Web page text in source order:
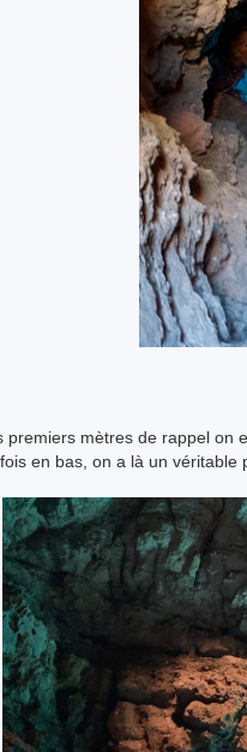
premiers mètres de rappel on
en bas, on a là un véritable